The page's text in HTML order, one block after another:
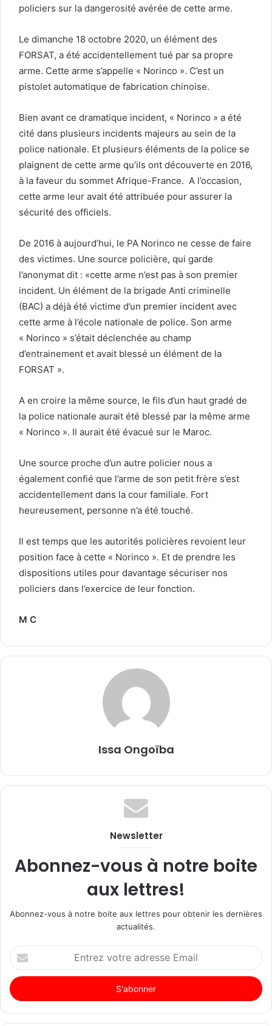
policiers sur la dangerosité avérée de cette arme.
Le dimanche 18 octobre 2020, un élément des
FORSAT, a été accidentellement tué par sa propre
arme. Cette arme s’appelle « Norinco ». C’est un
pistolet automatique de fabrication chinoise.
Bien avant ce dramatique incident, « Norinco » a été
cité dans plusieurs incidents majeurs au sein de la
police nationale. Et plusieurs éléments de la police se
plaignent de cette arme qu’ils ont découverte en 2016,
à la faveur du sommet Afrique-France. A l’occasion,
cette arme leur avait été attribuée pour assurer la
sécurité des officiels.
De 2016 à aujourd’hui, le PA Norinco ne cesse de faire
des victimes. Une source policière, qui garde
l’anonymat dit : «cette arme n’est pas à son premier
incident. Un élément de la brigade Anti criminelle
(BAC) a déjà été victime d’un premier incident avec
cette arme à l’école nationale de police. Son arme
« Norinco » s’était déclenchée au champ
d’entrainement et avait blessé un élément de la
FORSAT ».
A en croire la même source, le fils d’un haut gradé de
la police nationale aurait été blessé par la même arme
« Norinco ». Il aurait été évacué sur le Maroc.
Une source proche d’un autre policier nous a
également confié que l’arme de son petit frère s’est
accidentellement dans la cour familiale. Fort
heureusement, personne n’a été touché.
Il est temps que les autorités policières revoient leur
position face à cette « Norinco ». Et de prendre les
dispositions utiles pour davantage sécuriser nos
policiers dans l’exercice de leur fonction.
M C
Issa Ongoïba
Newsletter
Abonnez-vous à notre boite
aux lettres!
Abonnez-vous à notre boite aux lettres pour obtenir les dernières
actualités.
Entrez
votre
adresse
Email